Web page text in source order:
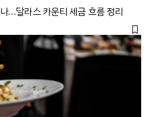
…달라스 카운티 세금 흐름 정리